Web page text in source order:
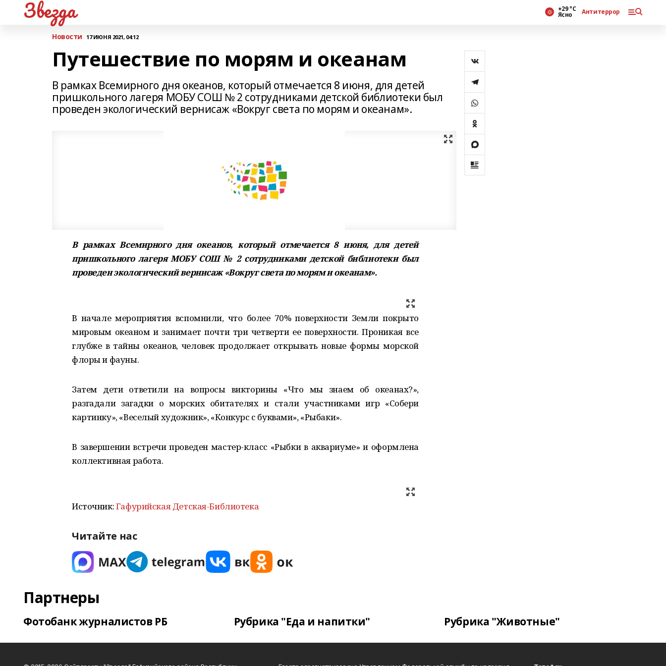
Звезда +29 °С
Ясно Антитеррор
Новости 17 ИЮНЯ 2021, 04:12
Путешествие по морям и океанам
В рамках Всемирного дня океанов, который отмечается 8 июня, для детей
пришкольного лагеря МОБУ СОШ № 2 сотрудниками детской библиотеки был
проведен экологический вернисаж «Вокруг света по морям и океанам».
В рамках Всемирного дня океанов, который отмечается 8 июня, для детей
пришкольного лагеря МОБУ СОШ № 2 сотрудниками детской библиотеки был
проведен экологический вернисаж «Вокруг света по морям и океанам».
В начале мероприятия вспомнили, что более 70% поверхности Земли покрыто
мировым океаном и занимает почти три четверти ее поверхности. Проникая все
глубже в тайны океанов, человек продолжает открывать новые формы морской
флоры и фауны.
Затем дети ответили на вопросы викторины «Что мы знаем об океанах?»,
разгадали загадки о морских обитателях и стали участниками игр «Собери
картинку», «Веселый художник», «Конкурс с буквами», «Рыбаки».
В завершении встречи проведен мастер-класс «Рыбки в аквариуме» и оформлена
коллективная работа.
Источник:Гафурийская Детская-Библиотека
Читайте нас
Партнеры
Фотобанк журналистов РБ Рубрика "Еда и напитки" Рубрика "Животные"